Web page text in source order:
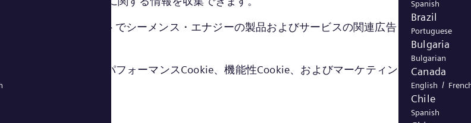
Spanish
Brazil
Portuguese
Bulgaria
Bulgarian
Canada
English /
Chile
Spanish
よび第三者のサイトでシーメンス・エナジーの製品およびサービスの関連広告 を配信するた
に必要なCookie、パフォーマンスCookie、機能性Cookie、およびマーケティングCookieの4つ